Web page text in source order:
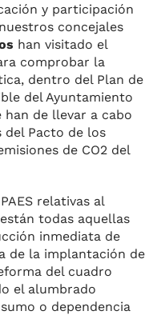
y participación
concejales
han visitado el
comprobar la
dentro del Plan de
del Ayuntamiento
han de llevar a cabo
Pacto de los
de CO2 del
relativas al
todas aquellas
inmediata de
de la implantación de
del cuadro
el alumbrado
o dependencia